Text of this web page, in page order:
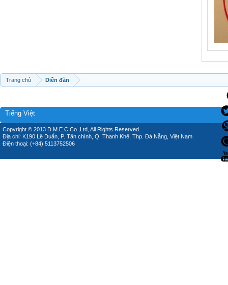
Trang chủ Diễn đàn
Tiếng Việt
Copyright © 2013 D.M.E.C Co.,Ltd, All Rights Reserved.
Địa chỉ: K190 Lê Duẩn, P. Tân chính, Q. Thanh Khê, Thp. Đà Nẵng, Việt Nam.
Điện thoại: (+84) 5113752506